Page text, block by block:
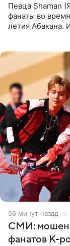
Певца Shaman
фанаты во
летия Абакана.
56 минут назад
СМИ:
фанатов K-